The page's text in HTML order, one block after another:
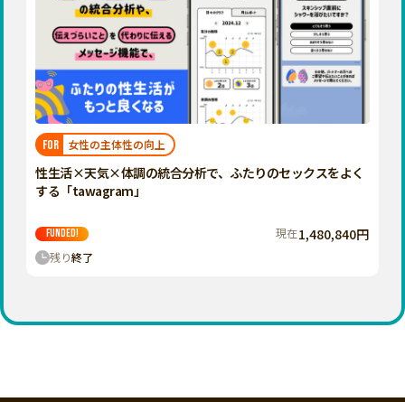
関東
千葉
神奈川
石川
鳥取 島根 岡山 広島 山口
徳島 香川 愛媛 高知
九州・沖縄
福岡 佐賀 長崎
宮崎
鹿児島 沖縄
FOR 女性の主体性の向上
性生活×天気×体調の統合分析で、ふたりのセックスをよく
する「tawagram」
FUNDED! 現在1,480,840円
残り終了